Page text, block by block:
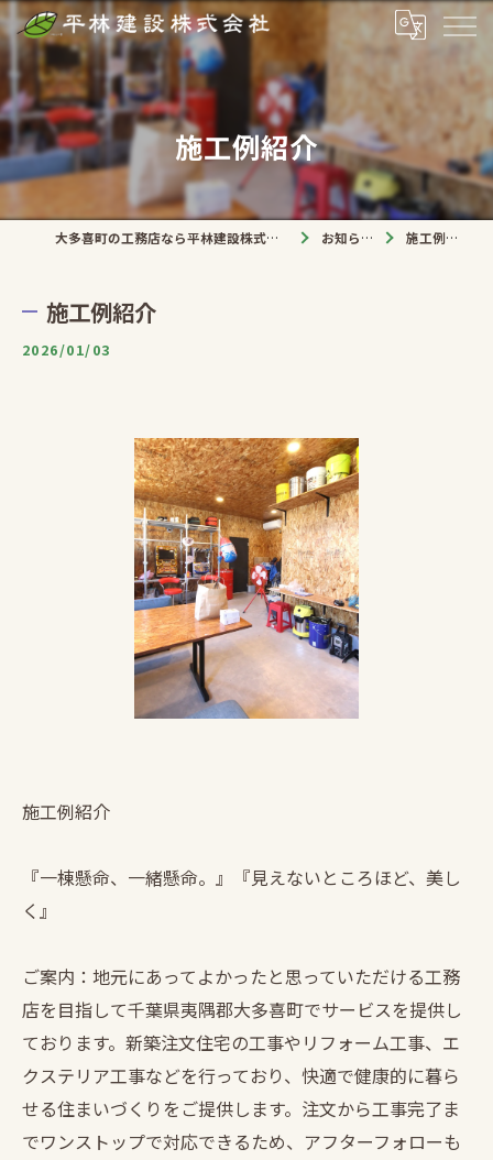
施工例紹介
大多喜町の工務店なら平林建設株式会社 お知らせ 施工例紹介
施工例紹介
2026/01/03
施工例紹介
『一棟懸命、一緒懸命。』『見えないところほど、美し
く』
ご案内：地元にあってよかったと思っていただける工務
店を目指して千葉県夷隅郡大多喜町でサービスを提供し
ております。新築注文住宅の工事やリフォーム工事、エ
クステリア工事などを行っており、快適で健康的に暮ら
せる住まいづくりをご提供します。注文から工事完了ま
でワンストップで対応できるため、アフターフォローも